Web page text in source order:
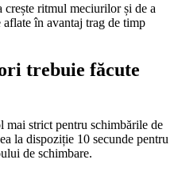
crește ritmul meciurilor și de a
în avantaj trag de timp
trebuie făcute
strict pentru schimbările de
la dispoziție 10 secunde pentru
de schimbare.